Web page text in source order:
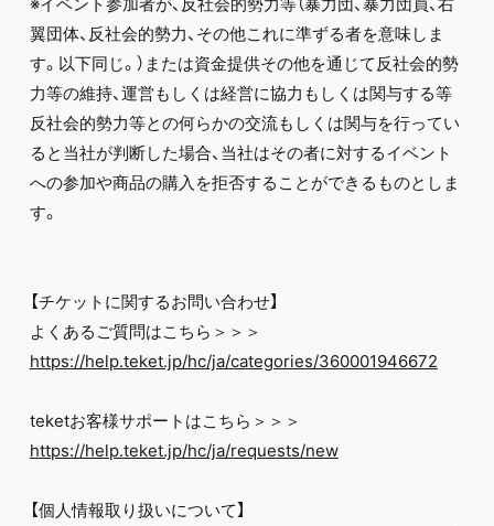
翼団体、反社会的勢力、その他これに準ずる者を意味しま
す。以下同じ。）または資金提供その他を通じて反社会的勢
力等の維持、運営もしくは経営に協力もしくは関与する等
反社会的勢力等との何らかの交流もしくは関与を行ってい
ると当社が判断した場合、当社はその者に対するイベント
への参加や商品の購入を拒否することができるものとしま
す。
【チケットに関するお問い合わせ】
よくあるご質問はこちら＞＞＞
https://help.teket.jp/hc/ja/categories/360001946672
teketお客様サポートはこちら＞＞＞
https://help.teket.jp/hc/ja/requests/new
【個人情報取り扱いについて】